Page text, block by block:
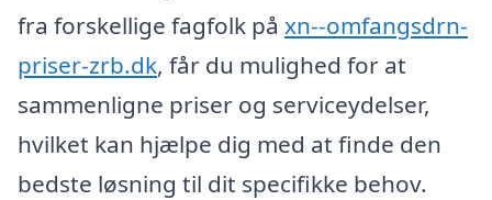
fra forskellige fagfolk på xn--omfangsdrn-
priser-zrb.dk, får du mulighed for at
sammenligne priser og serviceydelser,
hvilket kan hjælpe dig med at finde den
bedste løsning til dit specifikke behov.